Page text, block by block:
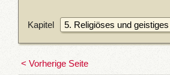
Kapitel
< Vorherige Seite